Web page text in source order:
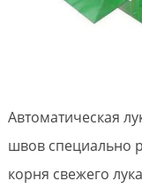
Автоматическая
швов специально
корня свежего